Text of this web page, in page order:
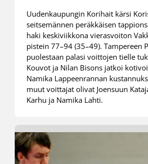
Uudenkaupungin Korihait kärsi
seitsemännen peräkkäisen
haki keskiviikkona vierasvoiton
pistein 77–94 (35–49). Tampereen
puolestaan palasi voittojen tielle
Kouvot ja Nilan Bisons jatkoi
Namika Lappeenrannan
muut voittajat olivat Joensuun
Karhu ja Namika Lahti.